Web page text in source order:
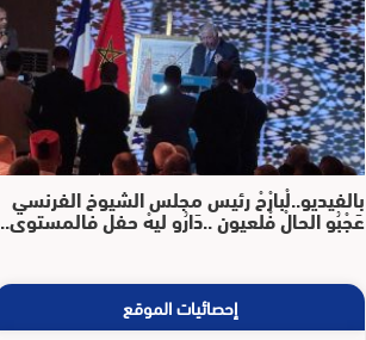
بالفيديو..لْبارْحْ رئيس مجلس الشيوخ الفرنسي
عَجْبُو الحالْ فْلعيون ..دَارُو ليهْ حفل فالمستوى..
إحصائيات الموقع